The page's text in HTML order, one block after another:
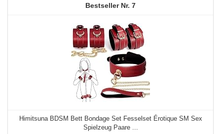
7
Himitsuna BDSM Bett Bondage Set Fesselset Érotique SM Sex
Spielzeug Paare ...